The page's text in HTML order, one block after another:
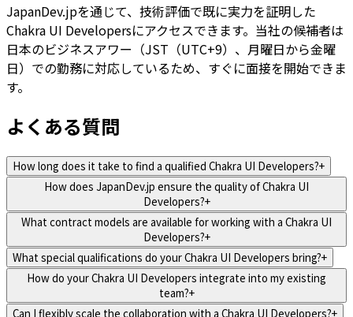
JapanDev.jpを通じて、技術評価で既に実力を証明した
Chakra UI Developersにアクセスできます。当社の候補者は
日本のビジネスアワー（JST（UTC+9）、月曜日から金曜
日）での勤務に対応しているため、すぐに面接を開始できま
す。
よくある質問
How long does it take to find a qualified Chakra UI Developers?+
How does JapanDev.jp ensure the quality of Chakra UI
Developers?+
What contract models are available for working with a Chakra UI
Developers?+
What special qualifications do your Chakra UI Developers bring?+
How do your Chakra UI Developers integrate into my existing
team?+
Can I flexibly scale the collaboration with a Chakra UI Developers?+